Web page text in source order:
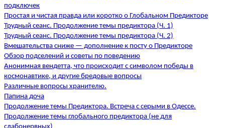
подключек
Простая и чистая правда или коротко о Глобальном Предикторе
Трудный сеанс. Продолжение темы предиктора (Ч. 1)
Трудный сеанс. Продолжение темы предиктора (Ч. 2)
Вмешательства сниже — дополнение к посту о Предикторе
Обзор подселений и советы по поведению
Анонимная вендетта, что происходит с символом победы в
космонавтике, и другие бредовые вопросы
Различные вопросы хранителю.
Папина доча
Продолжение темы Предиктора. Встреча с серыми в Одессе.
Продолжение темы глобального предиктора (не для